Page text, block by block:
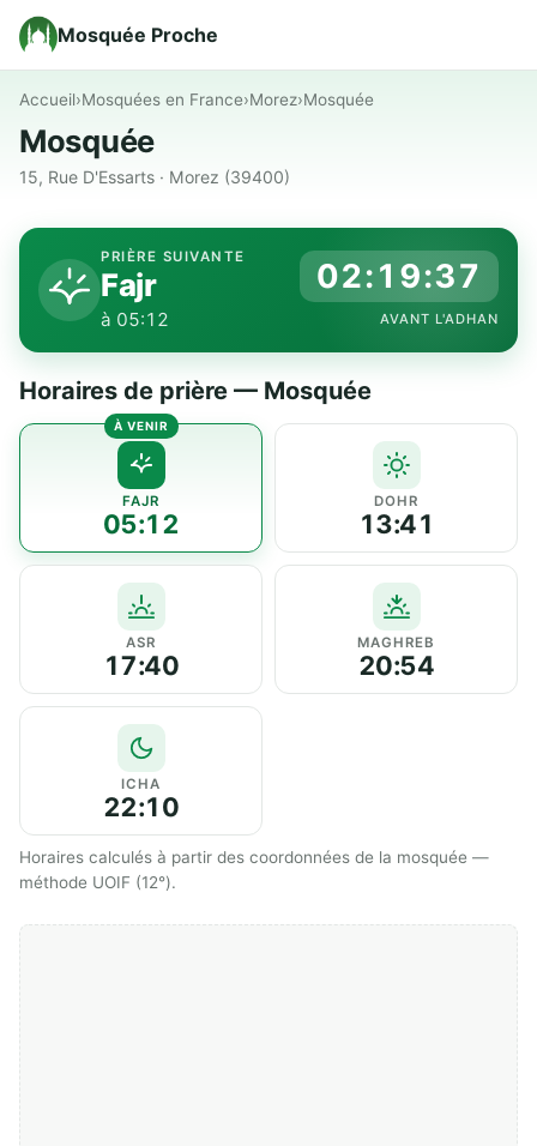
Mosquée Proche
Accueil›Mosquées en France›Morez›Mosquée
Mosquée
15, Rue D'Essarts · Morez (39400)
PRIÈRE SUIVANTE
Fajr
à 05:12
02:19:37
AVANT L'ADHAN
Horaires de prière — Mosquée
FAJR
05:12
DOHR
13:41
ASR
17:40
MAGHREB
20:54
ICHA
22:10
Horaires calculés à partir des coordonnées de la mosquée —
méthode UOIF (12°).